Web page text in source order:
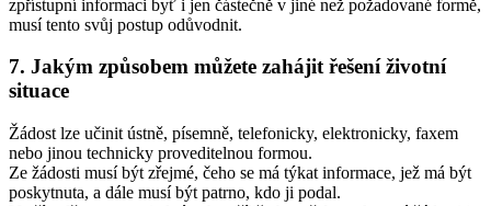
zpřístupní informaci byť i jen částečně v jiné než požadované formě,
musí tento svůj postup odůvodnit.
7. Jakým způsobem můžete zahájit řešení životní
situace
Žádost lze učinit ústně, písemně, telefonicky, elektronicky, faxem
nebo jinou technicky proveditelnou formou.
Ze žádosti musí být zřejmé, čeho se má týkat informace, jež má být
poskytnuta, a dále musí být patrno, kdo ji podal.